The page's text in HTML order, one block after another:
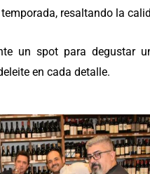
resaltando la
un spot para degustar
en cada detalle.